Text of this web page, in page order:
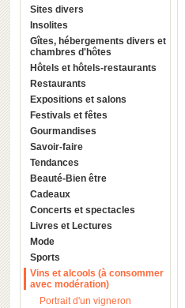
Sites divers
Insolites
Gîtes, hébergements divers et
chambres d'hôtes
Hôtels et hôtels-restaurants
Restaurants
Expositions et salons
Festivals et fêtes
Gourmandises
Savoir-faire
Tendances
Beauté-Bien être
Cadeaux
Concerts et spectacles
Livres et Lectures
Mode
Sports
Vins et alcools (à consommer
avec modération)
Portrait d'un vigneron